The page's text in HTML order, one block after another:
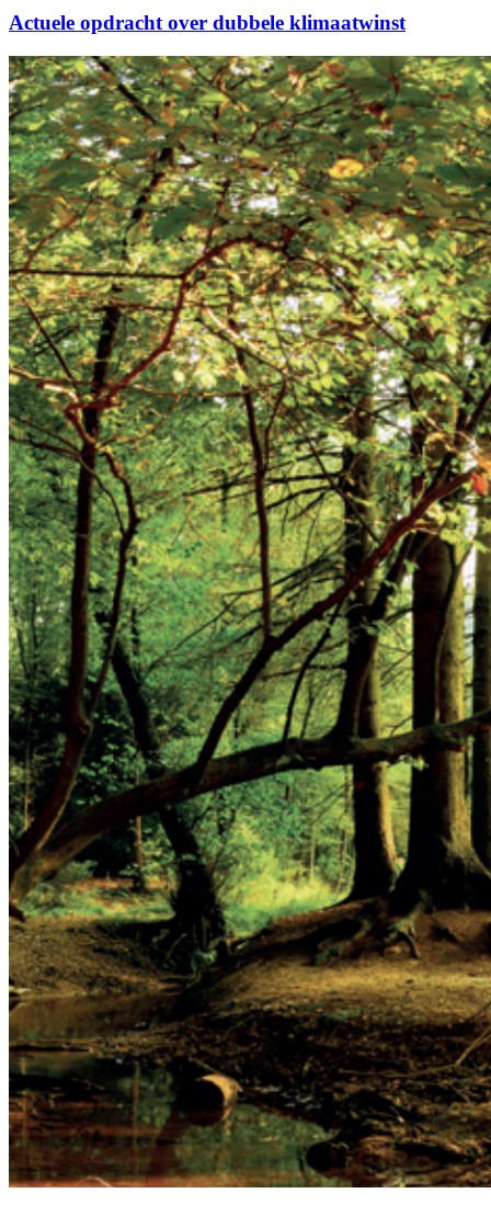
laat
geen
orgaan
ongemoeid”
Actuele opdracht over dubbele klimaatwinst